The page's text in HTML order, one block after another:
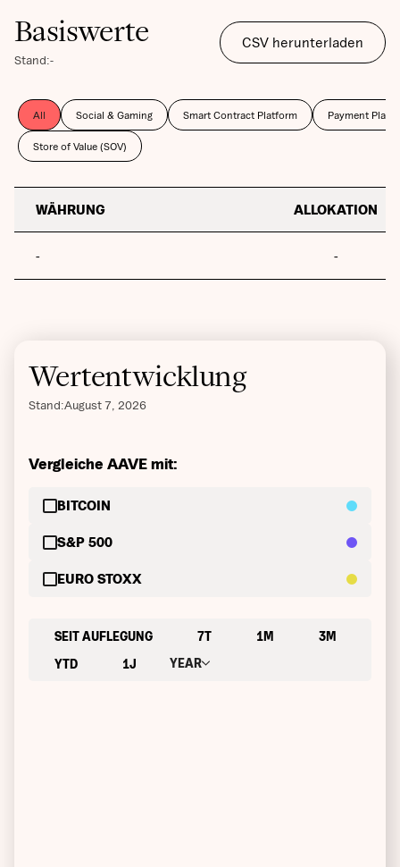
Basiswerte
Stand:-
CSV herunterladen
All Social & Gaming Smart Contract Platform Payment
Store of Value (SOV)
WÄHRUNG ALLOKATION
- -
Wertentwicklung
Stand:August 7, 2026
SEIT AUFLEGUNG 7T 1M
3M
YTD
1J YEAR
Vergleiche AAVE mit:
BITCOIN
S&P 500
EURO STOXX